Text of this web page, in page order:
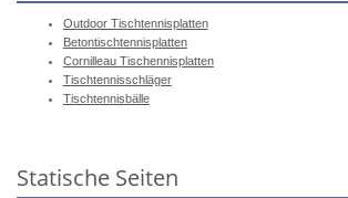
Outdoor Tischtennisplatten
Betontischtennisplatten
Cornilleau Tischennisplatten
Tischtennisschläger
Tischtennisbälle
Statische Seiten